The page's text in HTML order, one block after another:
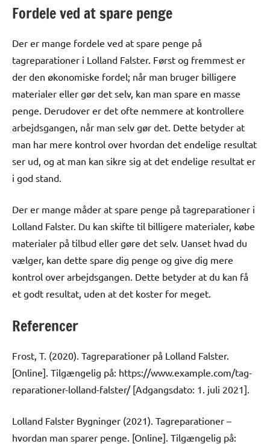
Fordele ved at spare penge
Der er mange fordele ved at spare penge på
tagreparationer i Lolland Falster. Først og fremmest er
der den økonomiske fordel; når man bruger billigere
materialer eller gør det selv, kan man spare en masse
penge. Derudover er det ofte nemmere at kontrollere
arbejdsgangen, når man selv gør det. Dette betyder at
man har mere kontrol over hvordan det endelige resultat
ser ud, og at man kan sikre sig at det endelige resultat er
i god stand.
Der er mange måder at spare penge på tagreparationer i
Lolland Falster. Du kan skifte til billigere materialer, købe
materialer på tilbud eller gøre det selv. Uanset hvad du
vælger, kan dette spare dig penge og give dig mere
kontrol over arbejdsgangen. Dette betyder at du kan få
et godt resultat, uden at det koster for meget.
Referencer
Frost, T. (2020). Tagreparationer på Lolland Falster.
[Online]. Tilgængelig på: https://www.example.com/tag-
reparationer-lolland-falster/ [Adgangsdato: 1. juli 2021].
Lolland Falster Bygninger (2021). Tagreparationer –
hvordan man sparer penge. [Online]. Tilgængelig på: